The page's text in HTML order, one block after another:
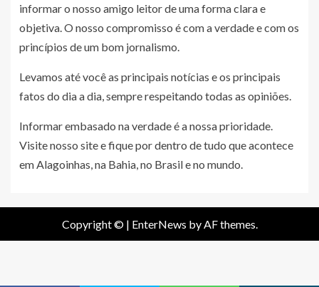
informar o nosso amigo leitor de uma forma clara e
objetiva. O nosso compromisso é com a verdade e com os
princípios de um bom jornalismo.
Levamos até você as principais notícias e os principais
fatos do dia a dia, sempre respeitando todas as opiniões.
Informar embasado na verdade é a nossa prioridade.
Visite nosso site e fique por dentro de tudo que acontece
em Alagoinhas, na Bahia, no Brasil e no mundo.
Copyright © | EnterNews by AF themes.